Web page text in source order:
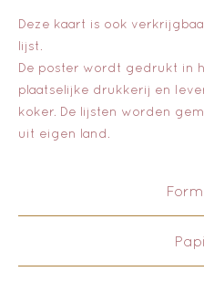
Deze kaart is ook
lijst.
De poster wordt gedrukt in
plaatselijke drukkerij en
koker. De lijsten worden
uit eigen land.
ook